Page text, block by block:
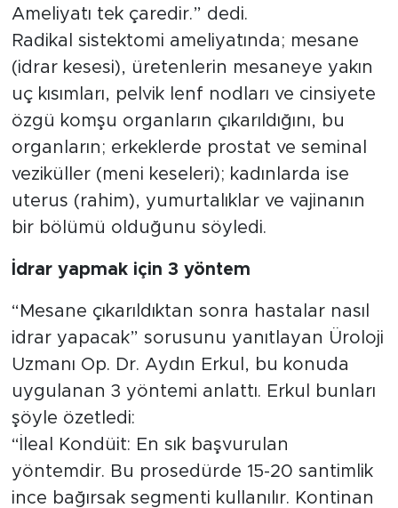
Ameliyatı tek çaredir.” dedi.
Radikal sistektomi ameliyatında; mesane
(idrar kesesi), üretenlerin mesaneye yakın
uç kısımları, pelvik lenf nodları ve cinsiyete
özgü komşu organların çıkarıldığını, bu
organların; erkeklerde prostat ve seminal
veziküller (meni keseleri); kadınlarda ise
uterus (rahim), yumurtalıklar ve vajinanın
bir bölümü olduğunu söyledi.
İdrar yapmak için 3 yöntem
“Mesane çıkarıldıktan sonra hastalar nasıl
idrar yapacak” sorusunu yanıtlayan Üroloji
Uzmanı Op. Dr. Aydın Erkul, bu konuda
uygulanan 3 yöntemi anlattı. Erkul bunları
şöyle özetledi:
“İleal Kondüit: En sık başvurulan
yöntemdir. Bu prosedürde 15-20 santimlik
ince bağırsak segmenti kullanılır. Kontinan